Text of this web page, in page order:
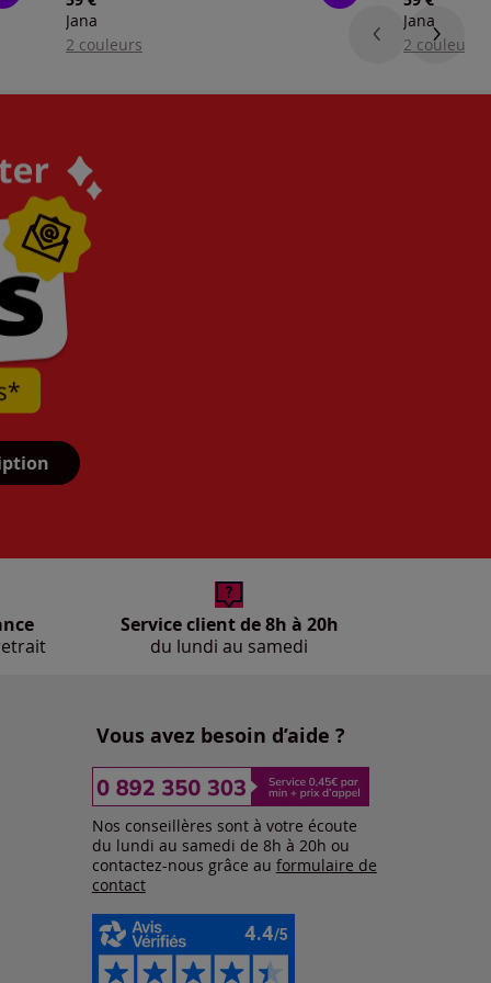
Jana
2 couleurs
Jana
2 couleurs
Service client de 8h à 20h
du lundi au samedi
Vous avez besoin d’aide ?
Nos conseillères sont à votre écoute
du lundi au samedi de 8h à 20h ou
contactez-nous grâce au formulaire de
contact